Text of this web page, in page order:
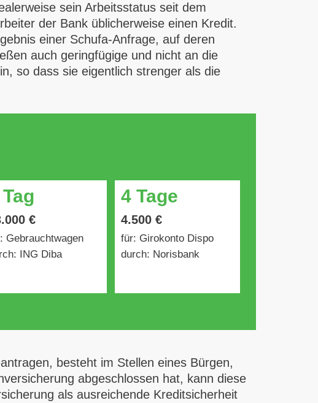
sein Arbeitsstatus seit dem
der Bank üblicherweise einen Kredit.
einer Schufa-Anfrage, auf deren
auch geringfügige und nicht an die
so dass sie eigentlich strenger als die
€
Gebrauchtwagen
ING Diba
4 Tage
4.500 €
für: Girokonto Dispo
durch: Norisbank
besteht im Stellen eines Bürgen,
abgeschlossen hat, kann diese
als ausreichende Kreditsicherheit